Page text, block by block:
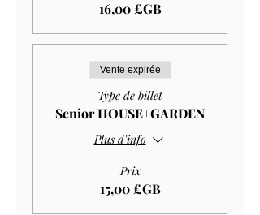
16,00 £GB
Vente expirée
Type de billet
Senior HOUSE+GARDEN
Plus d'info
Prix
15,00 £GB